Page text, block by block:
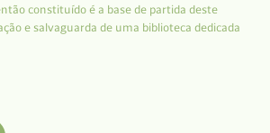
constituído é a base de partida deste
e salvaguarda de uma biblioteca dedicada